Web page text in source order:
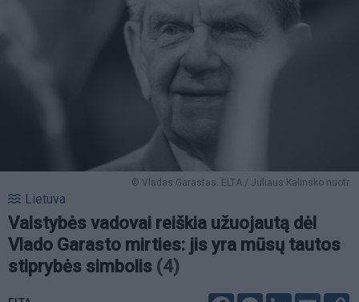
© Vladas Garastas. ELTA / Juliaus Kalinsko nuotr.
Lietuva
Valstybės vadovai reiškia užuojautą dėl
Vlado Garasto mirties: jis yra mūsų tautos
stiprybės simbolis (4)